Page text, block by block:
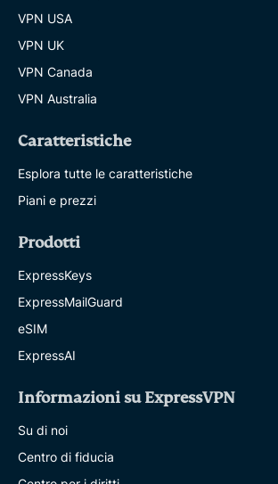
VPN USA
VPN UK
VPN Canada
VPN Australia
Caratteristiche
Esplora tutte le caratteristiche
Piani e prezzi
Prodotti
ExpressKeys
ExpressMailGuard
eSIM
ExpressAI
Informazioni su ExpressVPN
Su di noi
Centro di fiducia